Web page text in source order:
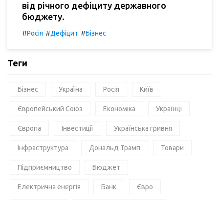
від річного дефіциту державного
бюджету.
#Росія #Дефіцит #Бізнес
Теги
Бізнес Україна Росія Київ
Європейський Союз Економіка Українці
Європа Інвестиції Українська гривня
Інфраструктура Дональд Трамп Товари
Підприємництво Бюджет
Електрична енергія Банк Євро